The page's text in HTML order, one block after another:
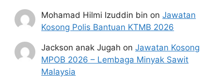
Dokumen-dokumen Permohonan
hendaklah di hantar ke alamat berikut:
Pengarah Eksekutif,
Majlis Sukan Negeri Selangor,
Aras 3, Kompleks Generasi Muda dan Sukan
Mohamad Hilmi Izuddin bin onJawatan
Kosong Polis Bantuan KTMB 2026
Jackson anak Jugah onJawatan Kosong
MPOB 2026 – Lembaga Minyak Sawit
Malaysia